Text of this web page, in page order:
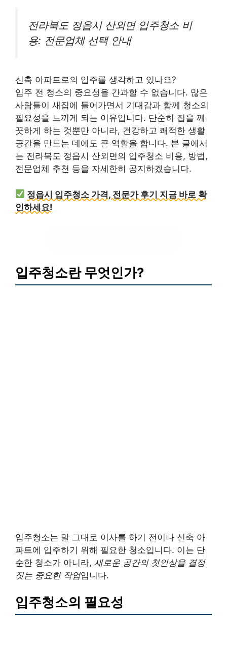
전라북도 정읍시 산외면 입주청소 비
용: 전문업체 선택 안내
신축 아파트로의 입주를 생각하고 있나요?
입주 전 청소의 중요성을 간과할 수 없습니다. 많은
사람들이 새집에 들어가면서 기대감과 함께 청소의
필요성을 느끼게 되는 이유입니다. 단순히 집을 깨
끗하게 하는 것뿐만 아니라, 건강하고 쾌적한 생활
공간을 만드는 데에도 큰 역할을 합니다. 본 글에서
는 전라북도 정읍시 산외면의 입주청소 비용, 방법,
전문업체 추천 등을 자세한히 공지하겠습니다.
정읍시 입주청소 가격, 전문가 후기 지금 바로 확
인하세요!
입주청소란 무엇인가?
입주청소는 말 그대로 이사를 하기 전이나 신축 아
파트에 입주하기 위해 필요한 청소입니다. 이는 단
순한 청소가 아니라, 새로운 공간의 첫인상을 결정
짓는 중요한 작업입니다.
입주청소의 필요성